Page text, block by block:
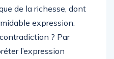
de la richesse, dont
expression.
? Par
l’expression